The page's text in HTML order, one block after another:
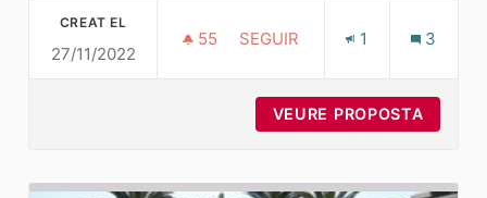
CREAT EL
27/11/2022
55 55 SEGUIDORES
SEGUIR 1 3
VEURE PROPOSTA